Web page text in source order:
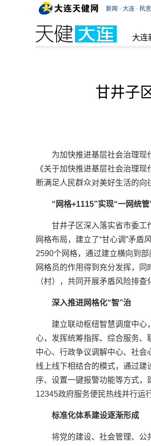
大连
甘井子
为加快推进基层社会治理现
《关于加快推进基层社会治理
断满足人民群众对美好生活的向
“网格+1115”实现“一网统管
甘井子区深入落实省市委工
网格布局，建立了“甘心调”矛盾
2590个网格，通过建立横向到
网格员的作用得到充分发挥，
（村），共同开展矛盾风险排查
深入推进网格化“智”治
建立联动枢纽智慧调度中心
心，发挥统筹指挥、综合服务、
中心、行政争议调解中心、社会
线上线下相结合的模式，通过建
序、设置一键报警功能等方式，
12345政府服务便民热线并行运
标准化体系建设逐渐形成
将党的建设、社会管理、公